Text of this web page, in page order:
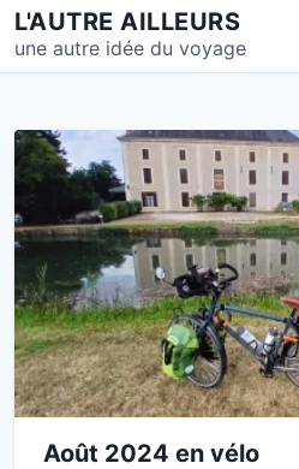
i
L'AUTRE AILLEURS
une autre idée du voyage
Août 2024 en vélo